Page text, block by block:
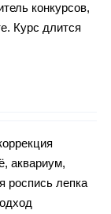
конкурсов,
Курс длится
аквариум,
роспись лепка